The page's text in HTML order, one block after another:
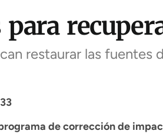
restaurar las fuentes
de corrección de